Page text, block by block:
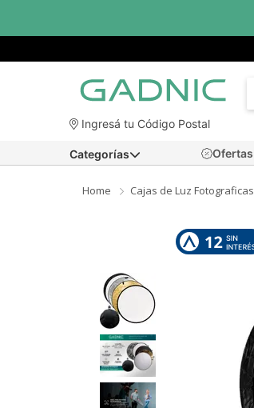
Ingresá tu Código Postal
Ofertas
Categorías
Home Cajas de Luz Fotograficas